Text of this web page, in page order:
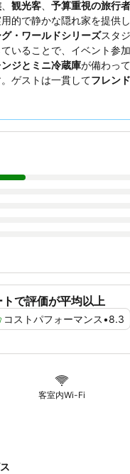
観光客 予算重視の旅行者
的で静かな隠れ家を提供
・ワールドシリーズスタ
いることで、イベント参
ジとミニ冷蔵庫が備わっ
ゲストは一貫してフレン
在を計画している場合は、
で評価が平均以上
コストパフォーマンス•8.3
客室内Wi-Fi